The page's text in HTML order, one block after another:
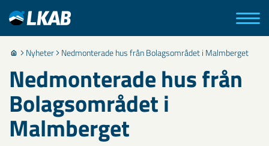
Nyheter Nedmonterade hus från Bolagsområdet i Malmberget
Nedmonterade hus från
Bolagsområdet i
Malmberget